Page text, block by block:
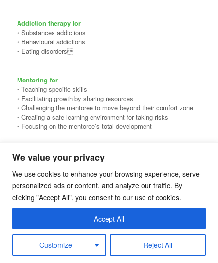
We value your privacy
We use cookies to enhance your browsing experience, serve
personalized ads or content, and analyze our traffic. By
clicking "Accept All", you consent to our use of cookies.
Customize Reject All
Accept All
Addiction therapy for
• Substances addictions
• Behavioural addictions
• Eating disorders
Mentoring for
• Teaching specific skills
• Facilitating growth by sharing resources
• Challenging the mentoree to move beyond their comfort zone
• Creating a safe learning environment for taking risks
• Focusing on the mentoree’s total development
©2026 Bozena Latek, MSc • Addiction Therapist • Mentor, Specialist Mentor •
Addiction Counsellor • London UK, Chelsea & Kensington SW3